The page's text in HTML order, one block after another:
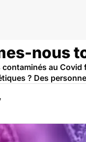
nous
au
? Des